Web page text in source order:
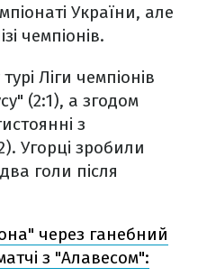
України, але
чемпіонів.
Ліги чемпіонів
(2:1), а згодом
з
Угорці зробили
голи після
через ганебний
з "Алавесом":